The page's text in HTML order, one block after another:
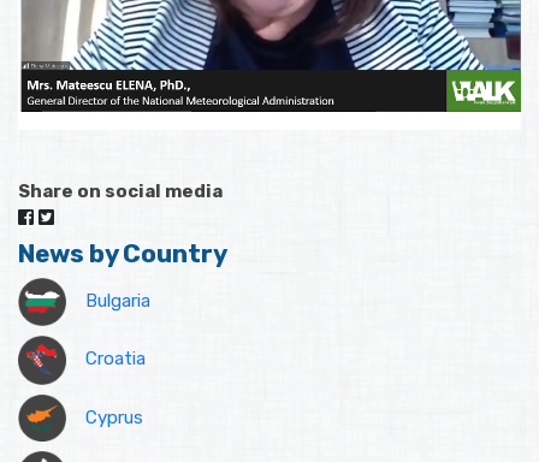
Share on social media
News by Country
Bulgaria
Croatia
Cyprus